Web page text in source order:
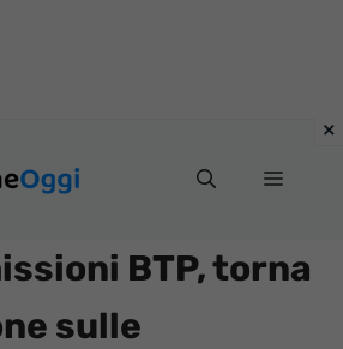
Menu
BTP, torna
sulle